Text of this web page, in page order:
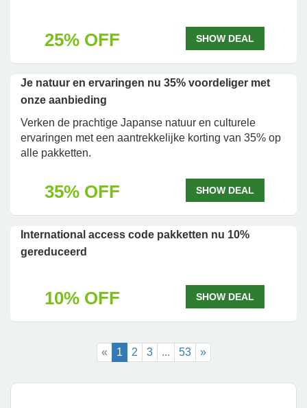
25% OFF SHOW DEAL
Je natuur en ervaringen nu 35% voordeliger met
onze aanbieding
Verken de prachtige Japanse natuur en culturele
ervaringen met een aantrekkelijke korting van 35% op
alle pakketten.
35% OFF SHOW DEAL
International access code pakketten nu 10%
gereduceerd
10% OFF SHOW DEAL
« 1 2 3 ... 53 »